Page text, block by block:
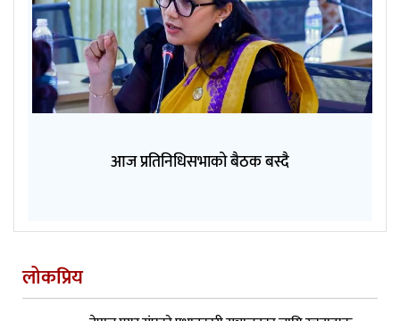
आज प्रतिनिधिसभाको बैठक बस्दै
लोकप्रिय